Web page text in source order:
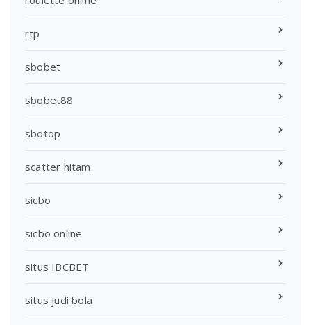
rtp
sbobet
sbobet88
sbotop
scatter hitam
sicbo
sicbo online
situs IBCBET
situs judi bola